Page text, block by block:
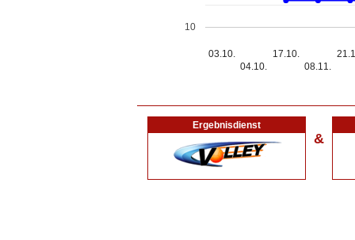
03.10.
04.10.
17.10.
08.11.
10
Ergebnisdienst
&